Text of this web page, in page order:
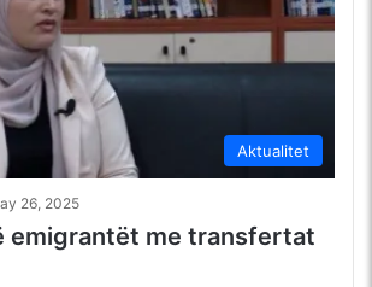
Aktualitet
26, 2025
emigrantët me transfertat